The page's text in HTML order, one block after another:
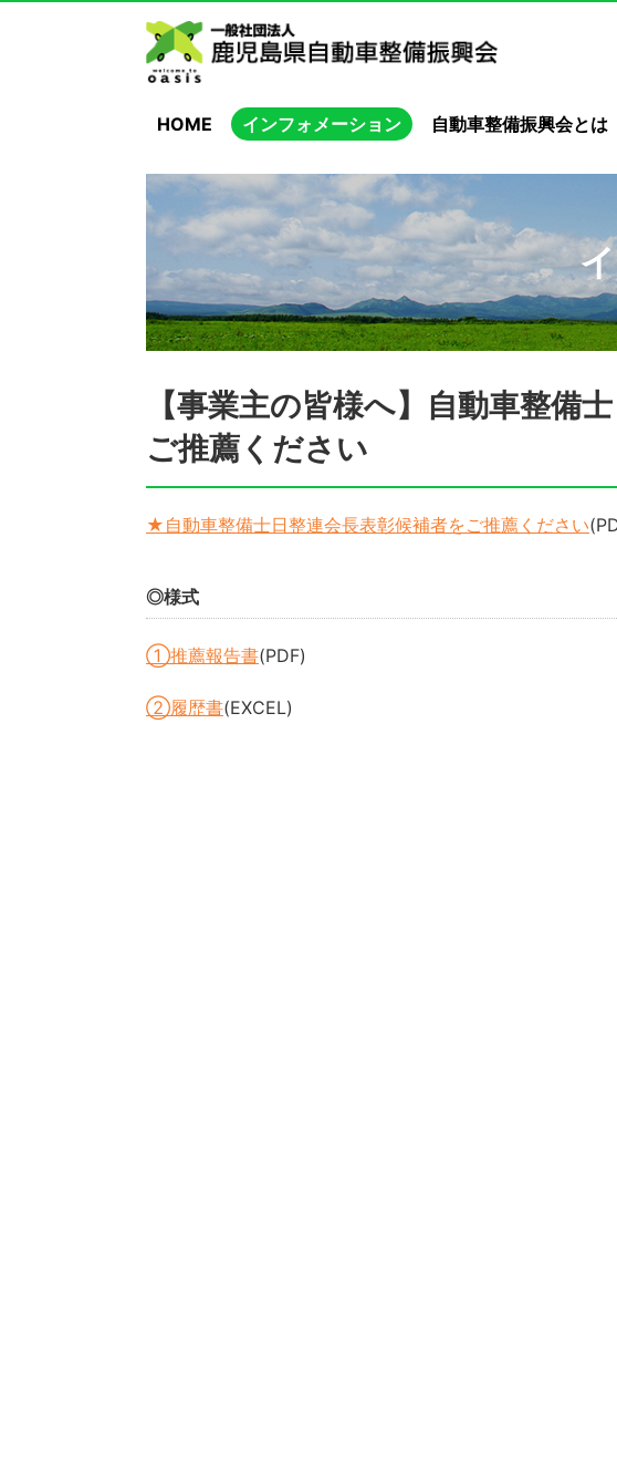
HOME インフォメーション 自動車整備振興会とは
【事業主の皆様へ】自動車整備
ご推薦ください
★自動車整備士日整連会長表彰候補者をご推薦ください
◎様式
①推薦報告書(PDF)
②履歴書(EXCEL)